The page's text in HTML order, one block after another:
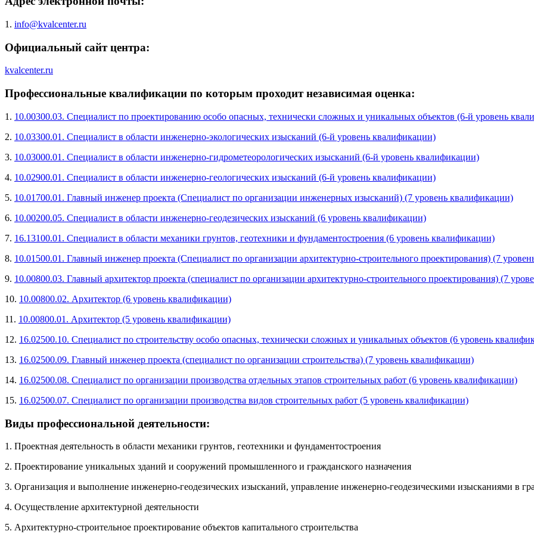
1. info@kvalcenter.ru
Официальный сайт центра:
kvalcenter.ru
Профессиональные квалификации по которым проходит независимая оценка:
1. 10.00300.03. Специалист по проектированию особо опасных, технически сложных и уникальных объектов (6-й уровень
2. 10.03300.01. Специалист в области инженерно-экологических изысканий (6-й уровень квалификации)
3. 10.03000.01. Специалист в области инженерно-гидрометеорологических изысканий (6-й уровень квалификации)
4. 10.02900.01. Специалист в области инженерно-геологических изысканий (6-й уровень квалификации)
5. 10.01700.01. Главный инженер проекта (Специалист по организации инженерных изысканий) (7 уровень квалификации)
6. 10.00200.05. Специалист в области инженерно-геодезических изысканий (6 уровень квалификации)
7. 16.13100.01. Специалист в области механики грунтов, геотехники и фундаментостроения (6 уровень квалификации)
8. 10.01500.01. Главный инженер проекта (Специалист по организации архитектурно-строительного проектирования) (7
9. 10.00800.03. Главный архитектор проекта (специалист по организации архитектурно-строительного проектирования) (7
10. 10.00800.02. Архитектор (6 уровень квалификации)
11. 10.00800.01. Архитектор (5 уровень квалификации)
12. 16.02500.10. Специалист по строительству особо опасных, технически сложных и уникальных объектов (6 уровень
13. 16.02500.09. Главный инженер проекта (специалист по организации строительства) (7 уровень квалификации)
14. 16.02500.08. Специалист по организации производства отдельных этапов строительных работ (6 уровень квалификации)
15. 16.02500.07. Специалист по организации производства видов строительных работ (5 уровень квалификации)
Виды профессиональной деятельности:
1. Проектная деятельность в области механики грунтов, геотехники и фундаментостроения
2. Проектирование уникальных зданий и сооружений промышленного и гражданского назначения
3. Организация и выполнение инженерно-геодезических изысканий, управление инженерно-геодезическими изысканиями в
4. Осуществление архитектурной деятельности
5. Архитектурно-строительное проектирование объектов капитального строительства